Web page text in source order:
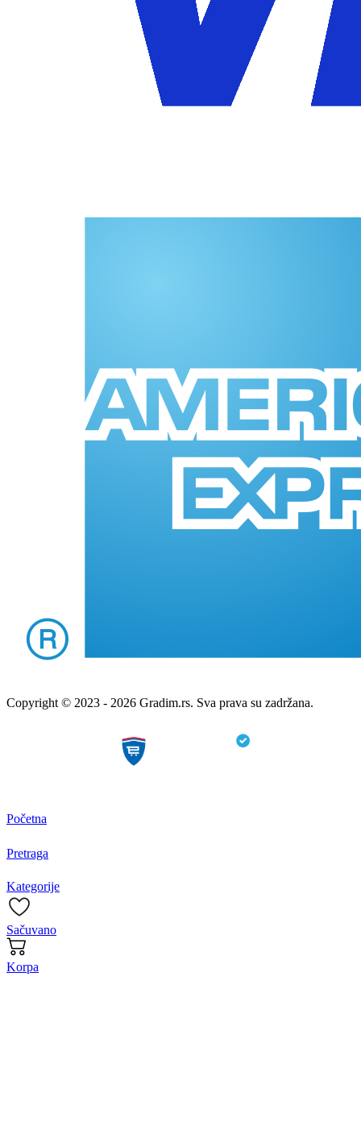
Copyright © 2023 - 2026 Gradim.rs. Sva prava su zadržana.
Početna
Pretraga
Kategorije
Sačuvano
Korpa